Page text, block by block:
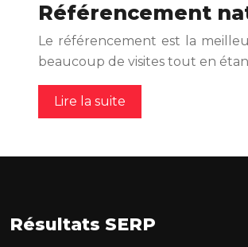
Référencement
Le référencement est la
beaucoup de visites tout en
Lire la suite
Résultats SERP